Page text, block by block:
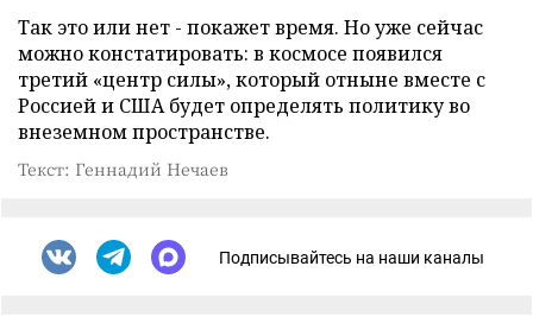
Так это или нет - покажет время. Но уже сейчас
можно констатировать: в космосе появился
третий «центр силы», который отныне вместе с
Россией и США будет определять политику во
внеземном пространстве.
Текст: Геннадий Нечаев
Подписывайтесь на наши каналы